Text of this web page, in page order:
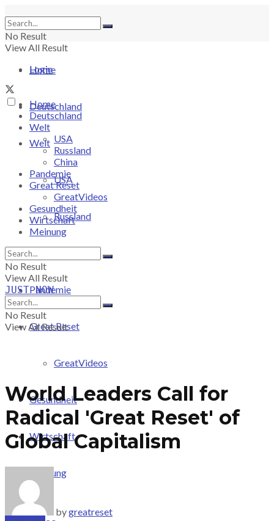
No Result
View All Result
Login
Home
Deutschland
Welt
USA
Russland
Pandemie
Great Reset
GreatVideos
Gesundheit
Wirtschaft
Meinung
Home
Deutschland
Welt
USA
Russland
China
Pandemie
Great Reset
GreatVideos
Gesundheit
Wirtschaft
Meinung
No Result
View All Result
JUST-NOW
No Result
View All Result
World Leaders Call for
Radical 'Great Reset' of
Global Capitalism
bygreatreset